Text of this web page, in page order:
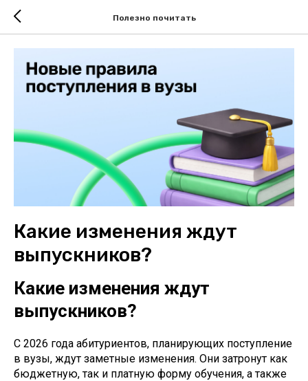
Полезно почитать
Какие изменения ждут
выпускников?
Какие изменения ждут
выпускников?
С 2026 года абитуриентов, планирующих поступление
в вузы, ждут заметные изменения. Они затронут как
бюджетную, так и платную форму обучения, а также